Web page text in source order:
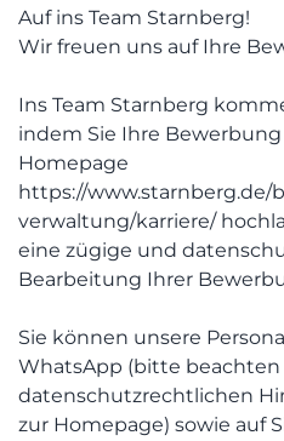
Auf ins Team Starnberg!
Wir freuen uns auf Ihre
Ins Team Starnberg
indem Sie Ihre
Homepage
https://www.starnberg.de/
verwaltung/karriere/
eine zügige und
Bearbeitung Ihrer
Sie können unsere
WhatsApp (bitte beachten
datenschutzrechtlichen
zur Homepage) sowie auf